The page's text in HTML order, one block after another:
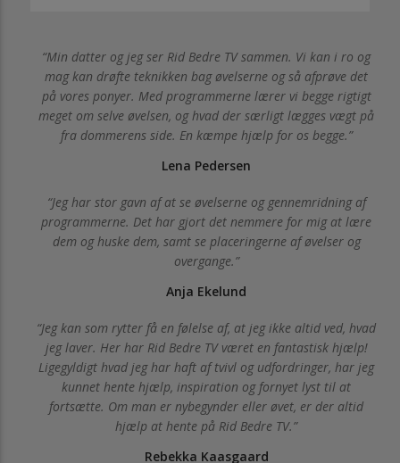
Min datter og jeg ser Rid Bedre TV sammen. Vi kan i ro og
mag kan drøfte teknikken bag øvelserne og så afprøve det
på vores ponyer. Med programmerne lærer vi begge rigtigt
meget om selve øvelsen, og hvad der særligt lægges vægt på
fra dommerens side. En kæmpe hjælp for os begge.
Lena Pedersen
Jeg har stor gavn af at se øvelserne og gennemridning af
programmerne. Det har gjort det nemmere for mig at lære
dem og huske dem, samt se placeringerne af øvelser og
overgange.
Anja Ekelund
Jeg kan som rytter få en følelse af, at jeg ikke altid ved, hvad
jeg laver. Her har Rid Bedre TV været en fantastisk hjælp!
Ligegyldigt hvad jeg har haft af tvivl og udfordringer, har jeg
kunnet hente hjælp, inspiration og fornyet lyst til at
fortsætte. Om man er nybegynder eller øvet, er der altid
hjælp at hente på Rid Bedre TV.
Rebekka Kaasgaard